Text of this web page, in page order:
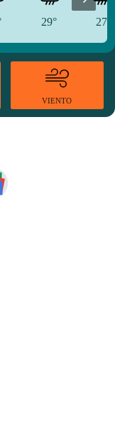
29° 27°
VIENTO